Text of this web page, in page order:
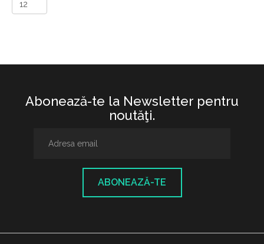
Abonează-te la Newsletter pentru
noutăţi.
ABONEAZĂ-TE